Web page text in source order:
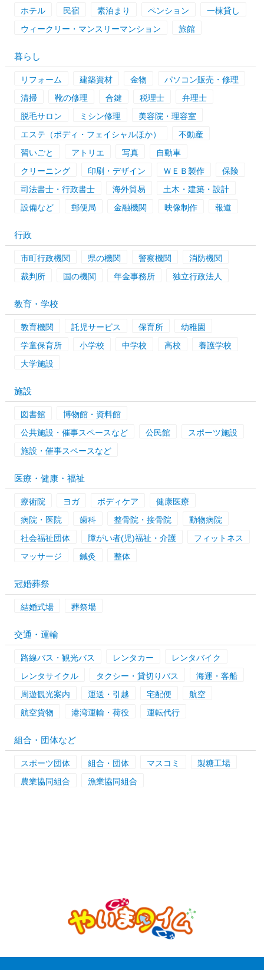
ホテル 民宿 素泊まり ペンション
一棟貸し
ウィークリー・マンスリーマンション
旅館
暮らし
リフォーム 建築資材 金物
パソコン販売・修理
清掃
靴の修理 合鍵 税理士
弁理士
脱毛サロン
ミシン修理
美容院・理容室
エステ（ボディ・フェイシャルほか）
不動産
習いごと
アトリエ 写真
自動車
クリーニング
印刷・デザイン ＷＥＢ製作
保険
司法書士・行政書士
海外貿易
土木・建築・設計
設備など
郵便局 金融機関 映像制作 報道
行政
市町行政機関 県の機関 警察機関
消防機関
裁判所
国の機関 年金事務所 独立行政法人
教育・学校
教育機関 託児サービス 保育所
幼稚園
学童保育所
小学校 中学校 高校
養護学校
大学施設
施設
図書館
博物館・資料館
公共施設・催事スペースなど
公民館
スポーツ施設
施設・催事スペースなど
医療・健康・福祉
療術院 ヨガ ボディケア
健康医療
病院・医院
歯科 整骨院・接骨院
動物病院
社会福祉団体
障がい者(児)福祉・介護
フィットネス
マッサージ
鍼灸 整体
冠婚葬祭
結婚式場 葬祭場
交通・運輸
路線バス・観光バス レンタカー
レンタバイク
レンタサイクル
タクシー・貸切りバス
海運・客船
周遊観光案内
運送・引越 宅配便
航空
航空貨物
港湾運輸・荷役 運転代行
組合・団体など
スポーツ団体 組合・団体 マスコミ
製糖工場
農業協同組合
漁業協同組合